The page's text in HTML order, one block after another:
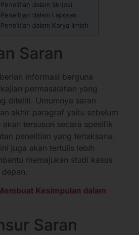
dalam Skripsi
dalam Laporan
dalam Karya Ilmiah
Saran
informasi berguna
permasalahan yang
diteliti. Umumnya saran
akhir paragraf yaitu sebelum
akan tersusun secara spesifik
penelitian yang terlaksana.
juga akan tertulis lebih
memajukan studi kasus
Kesimpulan dalam
Saran